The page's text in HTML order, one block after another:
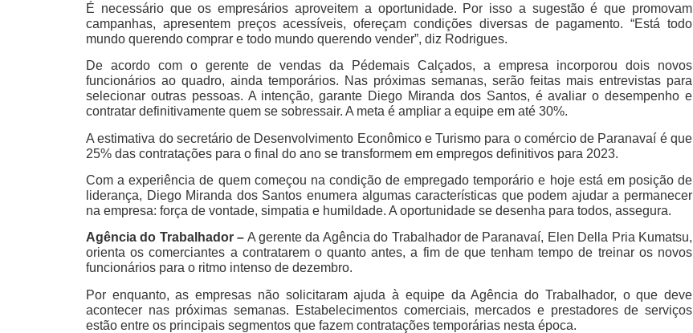
É necessário que os empresários aproveitem a oportunidade. Por isso a sugestão é que promovam
campanhas, apresentem preços acessíveis, ofereçam condições diversas de pagamento. “Está todo
mundo querendo comprar e todo mundo querendo vender”, diz Rodrigues.
De acordo com o gerente de vendas da Pédemais Calçados, a empresa incorporou dois novos
funcionários ao quadro, ainda temporários. Nas próximas semanas, serão feitas mais entrevistas para
selecionar outras pessoas. A intenção, garante Diego Miranda dos Santos, é avaliar o desempenho e
contratar definitivamente quem se sobressair. A meta é ampliar a equipe em até 30%.
A estimativa do secretário de Desenvolvimento Econômico e Turismo para o comércio de Paranavaí é que
25% das contratações para o final do ano se transformem em empregos definitivos para 2023.
Com a experiência de quem começou na condição de empregado temporário e hoje está em posição de
liderança, Diego Miranda dos Santos enumera algumas características que podem ajudar a permanecer
na empresa: força de vontade, simpatia e humildade. A oportunidade se desenha para todos, assegura.
Agência do Trabalhador – A gerente da Agência do Trabalhador de Paranavaí, Elen Della Pria Kumatsu,
orienta os comerciantes a contratarem o quanto antes, a fim de que tenham tempo de treinar os novos
funcionários para o ritmo intenso de dezembro.
Por enquanto, as empresas não solicitaram ajuda à equipe da Agência do Trabalhador, o que deve
acontecer nas próximas semanas. Estabelecimentos comerciais, mercados e prestadores de serviços
estão entre os principais segmentos que fazem contratações temporárias nesta época.